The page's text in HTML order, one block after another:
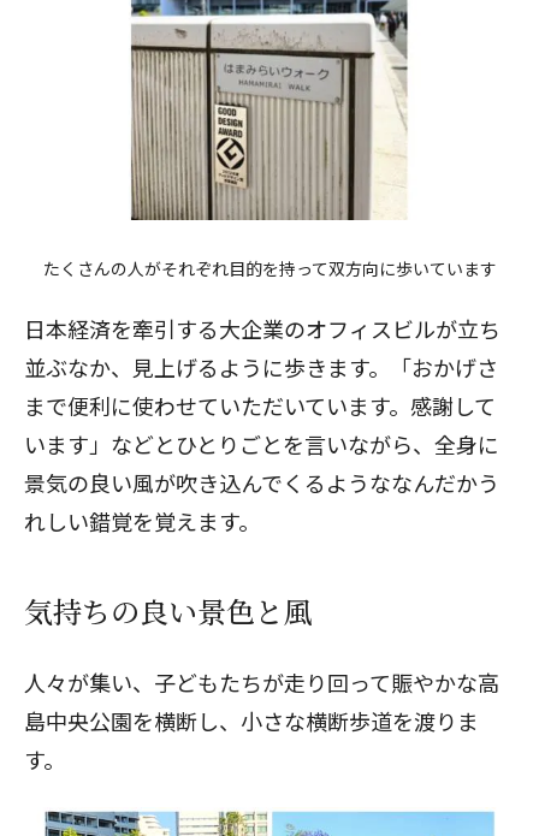
たくさんの人がそれぞれ目的を持って双方向に歩いています
日本経済を牽引する大企業のオフィスビルが立ち
並ぶなか、見上げるように歩きます。「おかげさ
まで便利に使わせていただいています。感謝して
います」などとひとりごとを言いながら、全身に
景気の良い風が吹き込んでくるようななんだかう
れしい錯覚を覚えます。
気持ちの良い景色と風
人々が集い、子どもたちが走り回って賑やかな高
島中央公園を横断し、小さな横断歩道を渡りま
す。